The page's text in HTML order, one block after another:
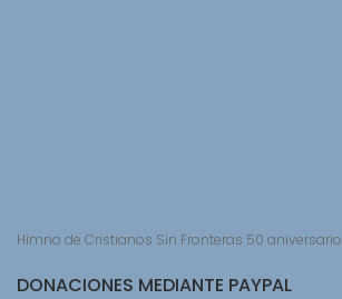
Himno de Cristianos Sin Fronteras 50 aniversario
DONACIONES MEDIANTE PAYPAL